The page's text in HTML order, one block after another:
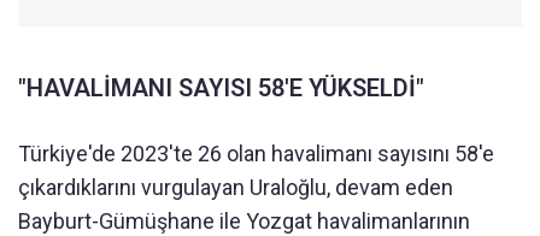
"HAVALİMANI SAYISI 58'E YÜKSELDİ"
Türkiye'de 2023'te 26 olan havalimanı sayısını 58'e
çıkardıklarını vurgulayan Uraloğlu, devam eden
Bayburt-Gümüşhane ile Yozgat havalimanlarının